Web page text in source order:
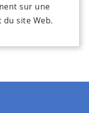
sur une
site Web.